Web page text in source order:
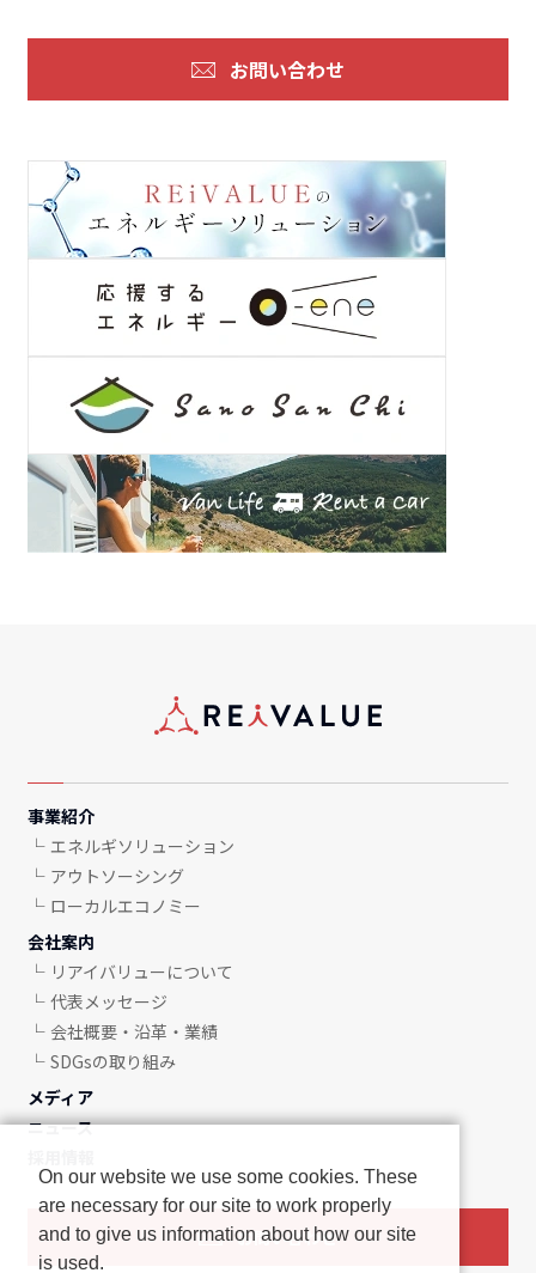
お問い合わせ
事業紹介
エネルギソリューション
アウトソーシング
ローカルエコノミー
会社案内
リアイバリューについて
代表メッセージ
会社概要・沿革・業績
SDGsの取り組み
メディア
ニュース
お問い合わせ
On our website we use some cookies. These
are necessary for our site to work properly
and to give us information about how our site
is used.